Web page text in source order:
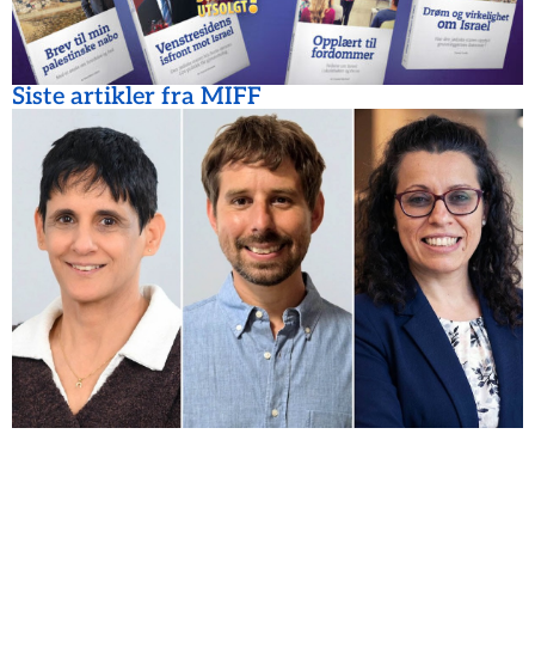
Siste artikler fra MIFF